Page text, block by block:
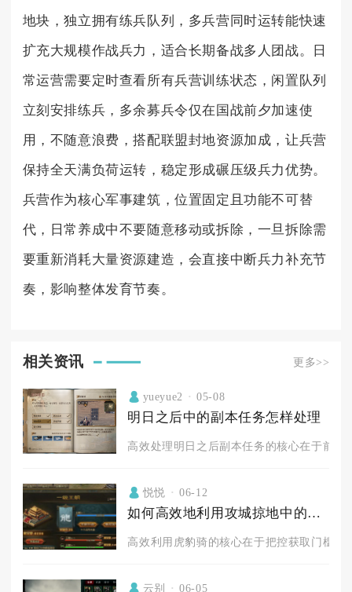
地块，独立拥有练兵队列，多兵营同时运转能快速
扩充大规模作战兵力，适合长期备战多人团战。日
常运营需要定时查看所有兵营训练状态，闲置队列
立刻安排练兵，多余募兵令仅在国战前夕加速使
用，不随意浪费，搭配联盟封地资源加成，让兵营
保持全天满负荷运转，稳定形成碾压级兵力优势。
兵营作为核心军事建筑，位置固定且功能不可替
代，日常养成中不要随意移动或拆除，一旦拆除需
要重新消耗大量资源建造，会直接中断兵力补充节
奏，影响整体发育节奏。
相关资讯 更多>>
yueyue2 05-08
明日之后中的副本任务怎样处理
高效处理明日之后副本任务的核心在于前置
悦悦 06-12
如何高效地利用攻城掠地中的虎豹骑
高效利用虎豹骑的核心在于把控获取门槛、
云别 06-05